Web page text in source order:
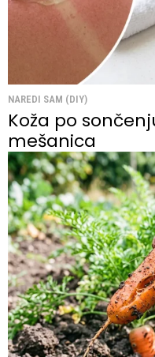
NAREDI SAM (DIY)
Koža po
mešanica